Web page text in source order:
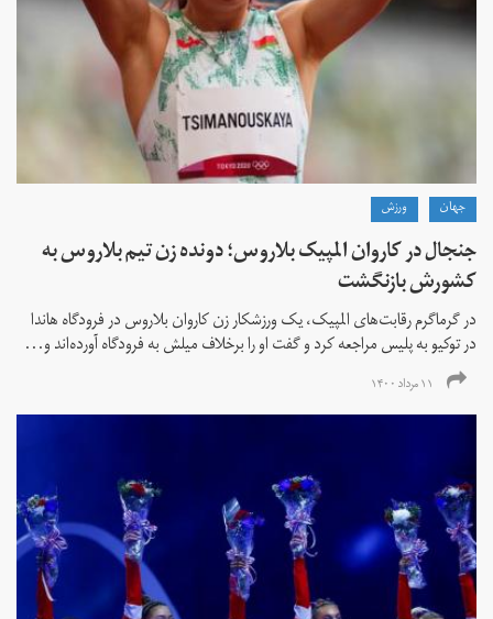
جهان ورزش
جنجال در کاروان المپیک بلاروس؛ دونده زن تیم بلاروس به
کشورش بازنگشت
در گرماگرم رقابت‌های المپیک، یک ورزشکار زن کاروان بلاروس در فرودگاه هاندا
در توکیو به پلیس مراجعه کرد و گفت او را برخلاف میلش به فرودگاه آورده‌اند و...
۱۱ مرداد ۱۴۰۰